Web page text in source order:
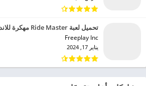
تحميل لعبة Ride Master مهكرة للاندرويد 2024
Freeplay Inc‏
يناير 17, 2024